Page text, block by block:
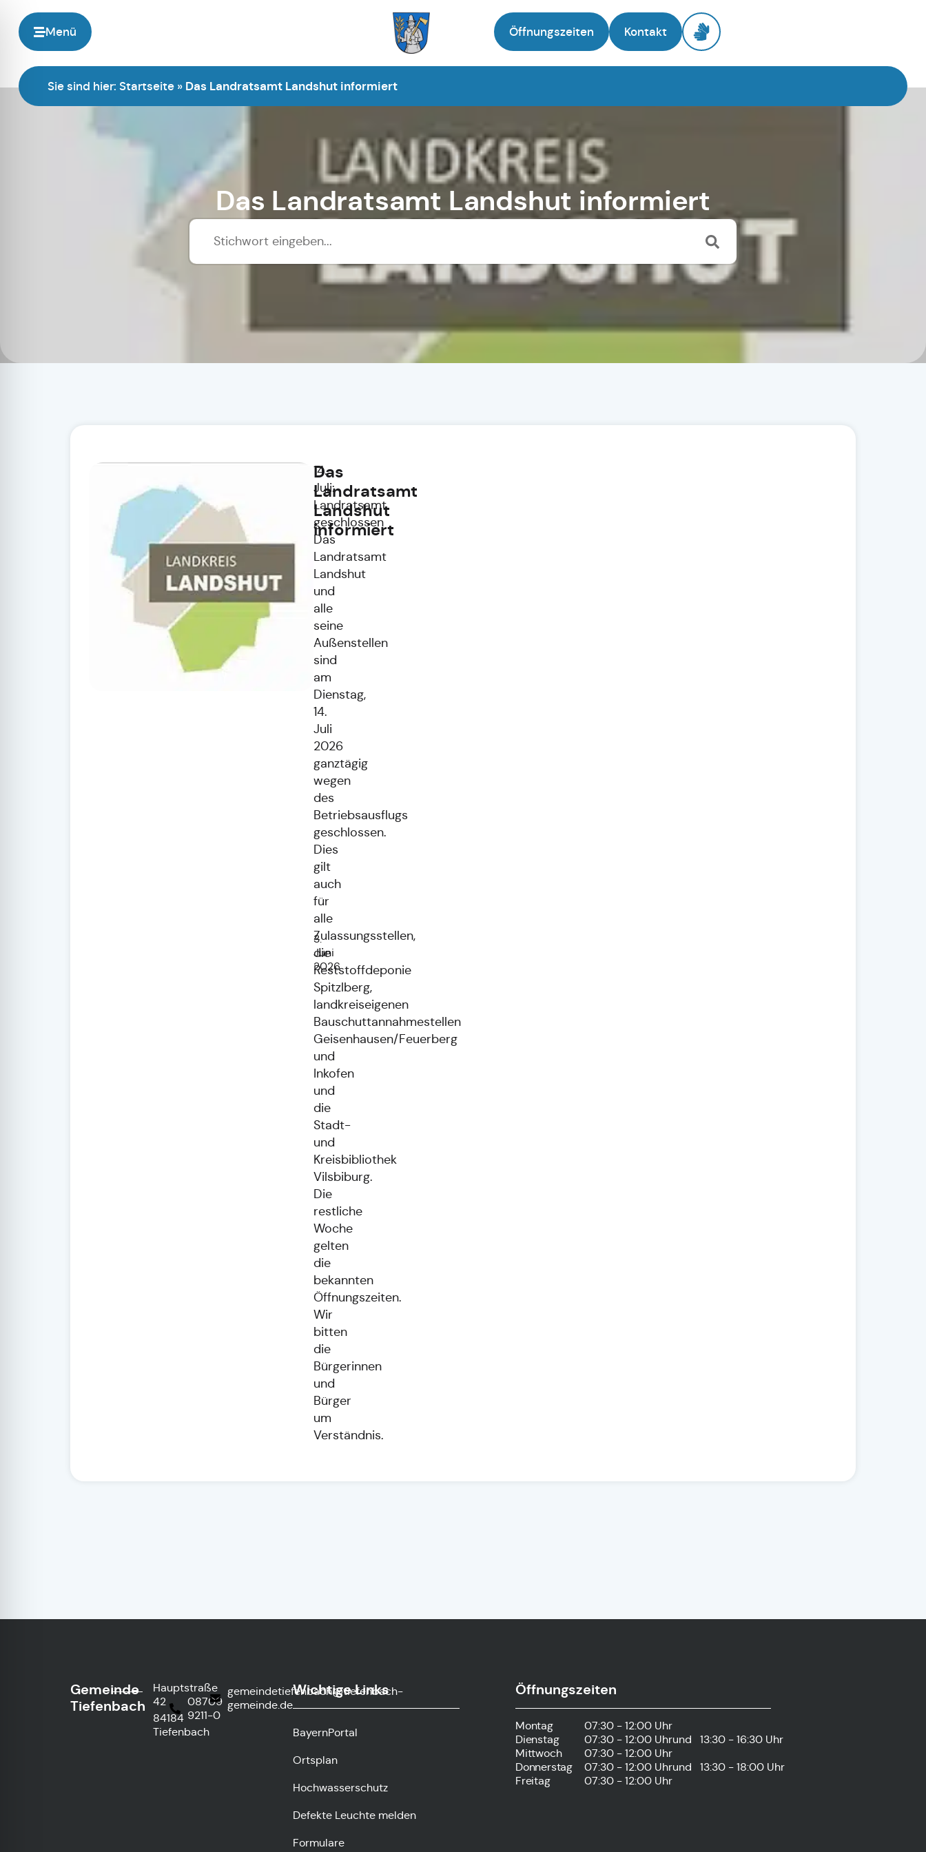
Menü
Zur Startseite
Öffnungszeiten Kontakt
Sie sind hier: Startseite » Das Landratsamt Landshut informiert
Das Landratsamt Landshut informiert
3.
Juni
2026
Das
Landratsamt
Landshut
informiert
14.
Juli:
Landratsamt
geschlossen
Das
Landratsamt
Landshut
und
alle
seine
Außenstellen
sind
am
Dienstag,
14.
Juli
2026
ganztägig
wegen
des
Betriebsausflugs
geschlossen.
Dies
gilt
auch
für
alle
Zulassungsstellen,
die
Reststoffdeponie
Spitzlberg,
landkreiseigenen
Bauschuttannahmestellen
Geisenhausen/Feuerberg
und
Inkofen
und
die
Stadt-
und
Kreisbibliothek
Vilsbiburg.
Die
restliche
Woche
gelten
die
bekannten
Öffnungszeiten.
Wir
bitten
die
Bürgerinnen
und
Bürger
um
Verständnis.
Gemeinde
Tiefenbach
Hauptstraße
42
84184
Tiefenbach
08709
9211-0
gemeindetiefenbach@tiefenbach-
gemeinde.de
Wichtige Links
BayernPortal
Ortsplan
Hochwasserschutz
Defekte Leuchte melden
Formulare
Öffnungszeiten
Montag
07:30 - 12:00 Uhr
Dienstag
07:30 - 12:00 Uhrund
13:30 - 16:30 Uhr
Mittwoch
07:30 - 12:00 Uhr
Donnerstag
07:30 - 12:00 Uhrund
13:30 - 18:00 Uhr
Freitag
07:30 - 12:00 Uhr